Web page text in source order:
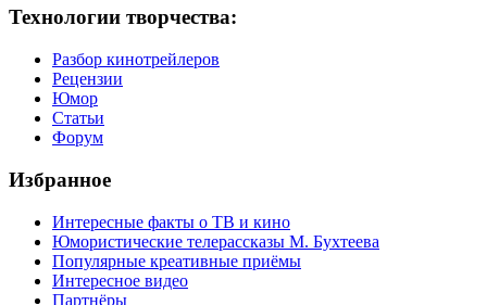
Технологии творчества:
Разбор кинотрейлеров
Рецензии
Юмор
Статьи
Форум
Избранное
Интересные факты о ТВ и кино
Юмористические телерассказы М. Бухтеева
Популярные креативные приёмы
Интересное видео
Партнёры